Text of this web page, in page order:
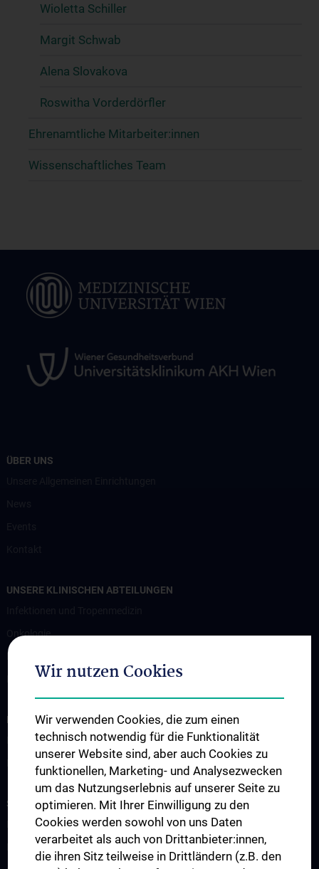
Wioletta Schiller
Margit Schwab
Alena Slovakova
Roswitha Vorderdörfler
Ehrenamtliche Mitarbeiter:innen
Wissenschaftliches Team
ÜBER UNS
UNSERE KLINISCHEN ABTEILUNGEN
Onkologie
Palliativmedizin
INFORMATIONEN FÜR PATIENT:INNEN UND ZUWEISER:INNEN
Information für Patient:innen
STUDIUM, AUS- UND WEITERBILDUNG
Lehre & Fortbildung
Humanmedizin N202
Wir nutzen Cookies
Wir verwenden Cookies, die zum einen
technisch notwendig für die Funktionalität
unserer Website sind, aber auch Cookies zu
funktionellen, Marketing- und Analysezwecken
um das Nutzungserlebnis auf unserer Seite zu
optimieren. Mit Ihrer Einwilligung zu den
Cookies werden sowohl von uns Daten
verarbeitet als auch von Drittanbieter:innen,
die ihren Sitz teilweise in Drittländern (z.B. den